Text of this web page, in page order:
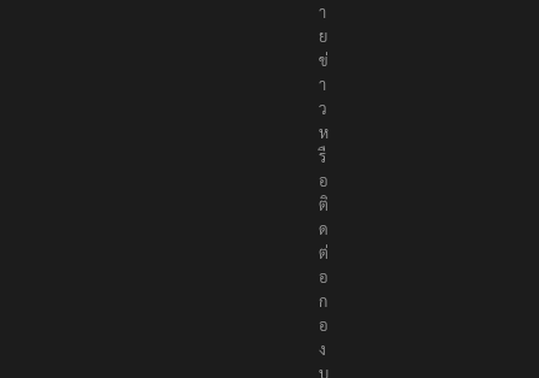
า
ย
ข่
า
ว
ห
รื
อ
ติ
ด
ต่
อ
ก
อ
ง
บ